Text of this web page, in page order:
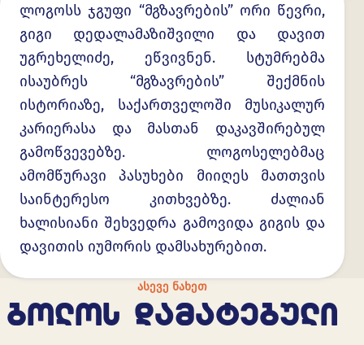
ლოგოსს ჯგუფი “მგზავრების” ორი წევრი,
გიგი დედალამაზიშვილი და დავით
უგრეხელიძე, ეწვივნენ. სტუმრებმა
ისაუბრეს “მგზავრების” შექმნის
ისტორიაზე, საქართველოში მუსიკალურ
კარიერასა და მასთან დაკავშირებულ
გამოწვევებზე. ლოგოსელებმაც
ამომწურავი პასუხები მიიღეს მათთვის
საინტერესო კითხვებზე. ძალიან
ხალისიანი შეხვედრა გამოვიდა გიგის და
დავითის იუმორის დამსახურებით.
ᲐᲡᲔᲕᲔ ᲜᲐᲮᲔᲗ
ᲑᲝᲚᲝᲡ ᲓᲐᲛᲐᲢᲔᲑᲣᲚᲘ